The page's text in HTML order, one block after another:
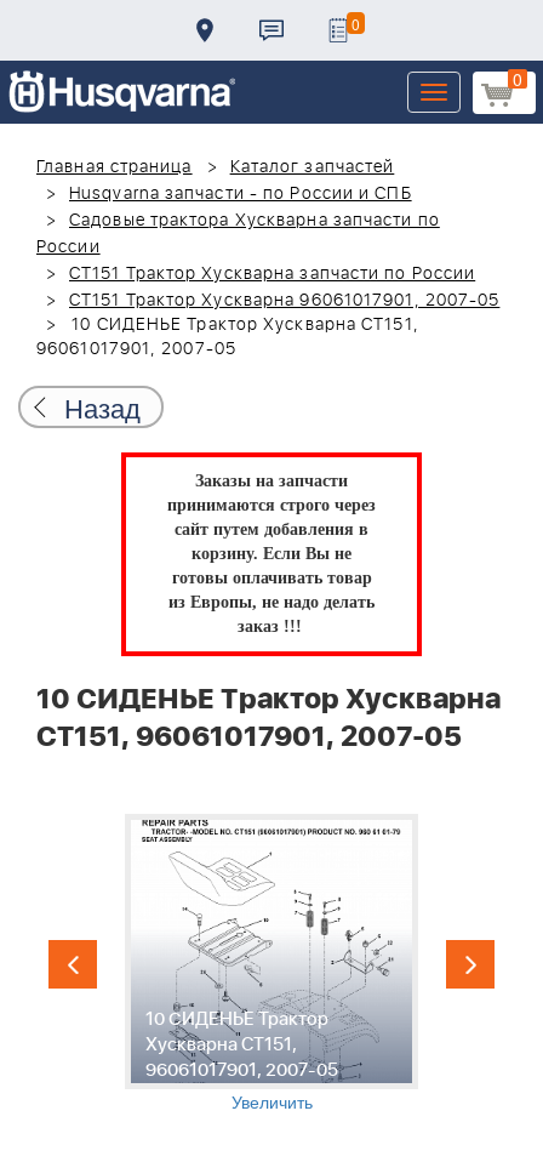
0
0
Toggle
navigation
Главная страница
Каталог запчастей
Husqvarna запчасти - по России и СПБ
Садовые трактора Хускварна запчасти по
России
CT151 Трактор Хускварна запчасти по России
CT151 Трактор Хускварна 96061017901, 2007-05
10 СИДЕНЬЕ Трактор Хускварна CT151,
96061017901, 2007-05
Назад
Заказы на запчасти
принимаются строго через
сайт путем добавления в
корзину. Если Вы не
готовы оплачивать товар
из Европы, не надо делать
заказ !!!
10 СИДЕНЬЕ Трактор Хускварна
CT151, 96061017901, 2007-05
10 СИДЕНЬЕ Трактор
Хускварна CT151,
96061017901, 2007-05
Увеличить